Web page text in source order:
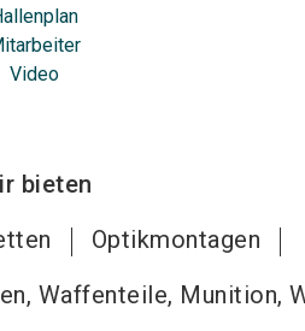
Video
bieten
Optikmontagen
Waffenteile, Munition,